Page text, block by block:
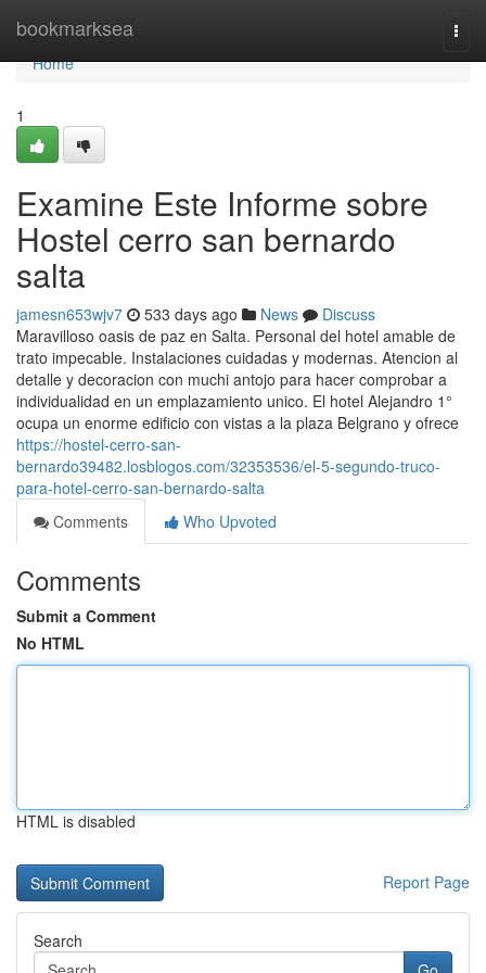
bookmarksea
Home
Home
1
Examine Este Informe sobre
Hostel cerro san bernardo
salta
jamesn653wjv7 533 days ago News
Discuss
Maravilloso oasis de paz en Salta. Personal del hotel amable de
trato impecable. Instalaciones cuidadas y modernas. Atencion al
detalle y decoracion con muchi antojo para hacer comprobar a
individualidad en un emplazamiento unico. El hotel Alejandro 1°
ocupa un enorme edificio con vistas a la plaza Belgrano y ofrece
https://hostel-cerro-san-
bernardo39482.losblogos.com/32353536/el-5-segundo-truco-
para-hotel-cerro-san-bernardo-salta
Comments
Who Upvoted
Comments
Submit a Comment
No HTML
HTML is disabled
Report Page
Search